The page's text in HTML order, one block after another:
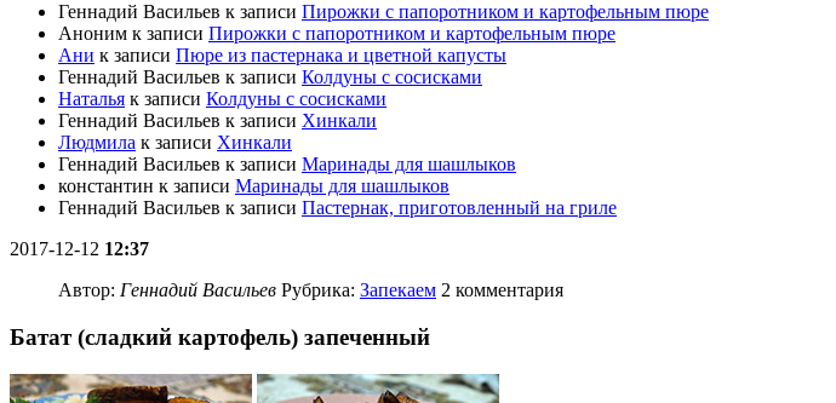
Геннадий Васильев к записи Пирожки с папоротником и картофельным пюре
Аноним к записи Пирожки с папоротником и картофельным пюре
Ани к записи Пюре из пастернака и цветной капусты
Геннадий Васильев к записи Колдуны с сосисками
Наталья к записи Колдуны с сосисками
Геннадий Васильев к записи Хинкали
Людмила к записи Хинкали
Геннадий Васильев к записи Маринады для шашлыков
константин к записи Маринады для шашлыков
Геннадий Васильев к записи Пастернак, приготовленный на гриле
2017-12-12 12:37
Автор: Геннадий Васильев Рубрика: Запекаем 2 комментария
Батат (сладкий картофель) запеченный